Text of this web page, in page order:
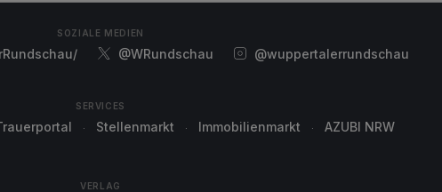
SOZIALE MEDIEN
@WRundschau @wuppertalerrundschau
SERVICES
Stellenmarkt Immobilienmarkt AZUBI NRW
VERLAG